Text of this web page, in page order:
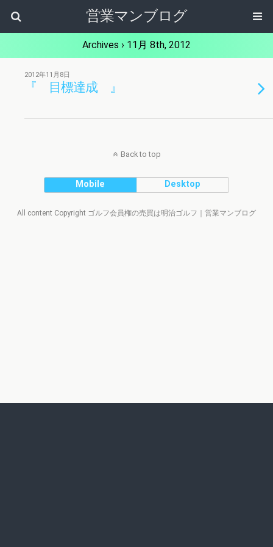
営業マンブログ
Archives › 11月 8th, 2012
2012年11月8日
『 目標達成 』
Back to top
Mobile Desktop
All content Copyright ゴルフ会員権の売買は明治ゴルフ｜営業マンブログ